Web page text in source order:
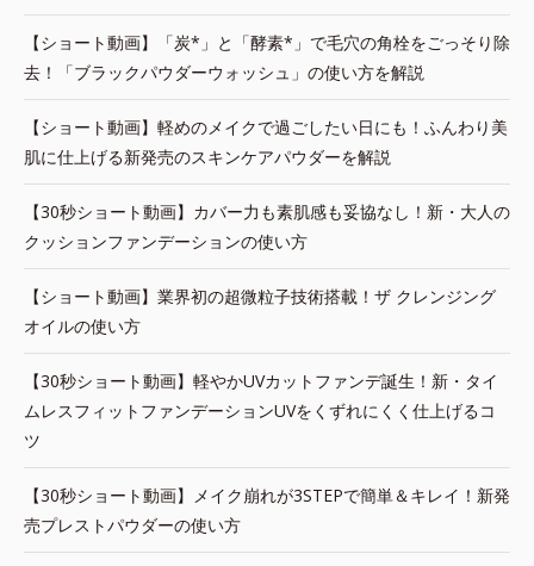
【ショート動画】「炭*」と「酵素*」で毛穴の角栓をごっそり除
去！「ブラックパウダーウォッシュ」の使い方を解説
【ショート動画】軽めのメイクで過ごしたい日にも！ふんわり美
肌に仕上げる新発売のスキンケアパウダーを解説
【30秒ショート動画】カバー力も素肌感も妥協なし！新・大人の
クッションファンデーションの使い方
【ショート動画】業界初の超微粒子技術搭載！ザ クレンジング
オイルの使い方
【30秒ショート動画】軽やかUVカットファンデ誕生！新・タイ
ムレスフィットファンデーションUVをくずれにくく仕上げるコ
ツ
【30秒ショート動画】メイク崩れが3STEPで簡単＆キレイ！新発
売プレストパウダーの使い方